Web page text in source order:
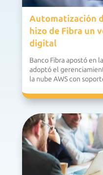
Automatización
hizo de Fibra un
digital
Banco Fibra apostó en
adoptó el
la nube AWS con